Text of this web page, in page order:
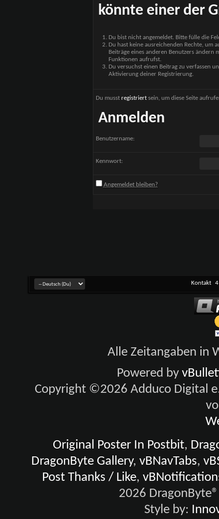
könnte einer der
Du bist nicht angemeldet. Bitte fülle die
Du hast keine ausreichenden Rechte, um
Beiträge eines anderen Benutzers
Funktionen aufrufst.
Du versuchst einen Beitrag zu verfassen
Aktivierung deiner Registrierung.
Du musst registriertsein, um diese Seite
Anmelden
Benutzername:
Kennwort:
Angemeldet bleiben?
Kontakt
Alle Zeitangaben in
Powered by
Copyright ©2026 Adduco Digital
Original Poster In Postbit,
DragonByte Gallery,vBNavTabs,
Post Thanks / Like,
2026
Style by: